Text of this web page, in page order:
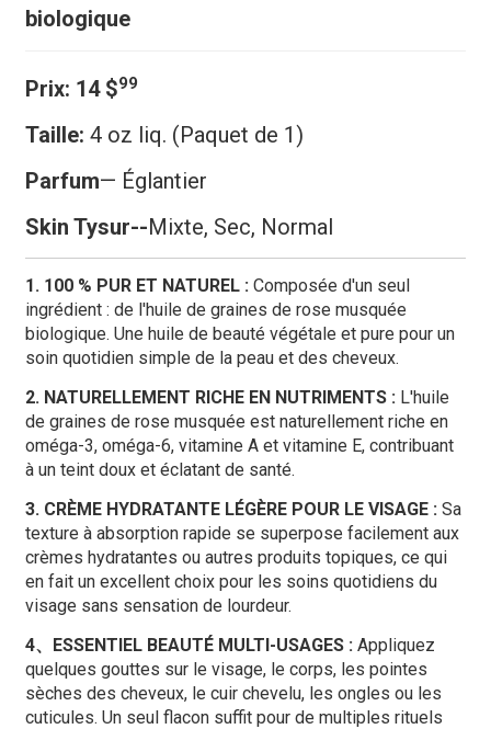
biologique
Prix: 14 $99
Taille: 4 oz liq. (Paquet de 1)
Parfum— Églantier
Skin Tysur--Mixte, Sec, Normal
1. 100 % PUR ET NATUREL : Composée d'un seul
ingrédient : de l'huile de graines de rose musquée
biologique. Une huile de beauté végétale et pure pour un
soin quotidien simple de la peau et des cheveux.
2. NATURELLEMENT RICHE EN NUTRIMENTS : L'huile
de graines de rose musquée est naturellement riche en
oméga-3, oméga-6, vitamine A et vitamine E, contribuant
à un teint doux et éclatant de santé.
3. CRÈME HYDRATANTE LÉGÈRE POUR LE VISAGE : Sa
texture à absorption rapide se superpose facilement aux
crèmes hydratantes ou autres produits topiques, ce qui
en fait un excellent choix pour les soins quotidiens du
visage sans sensation de lourdeur.
4、ESSENTIEL BEAUTÉ MULTI-USAGES : Appliquez
quelques gouttes sur le visage, le corps, les pointes
sèches des cheveux, le cuir chevelu, les ongles ou les
cuticules. Un seul flacon suffit pour de multiples rituels